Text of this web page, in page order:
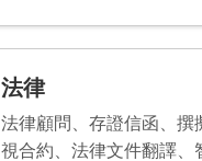
法律
法律顧問、存證信函、撰
視合約、法律文件翻譯、